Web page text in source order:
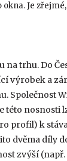
Je
trhu. Do
výrobek a
Společnost
této nosnosti
profil) k
dvěma díly
zvýší